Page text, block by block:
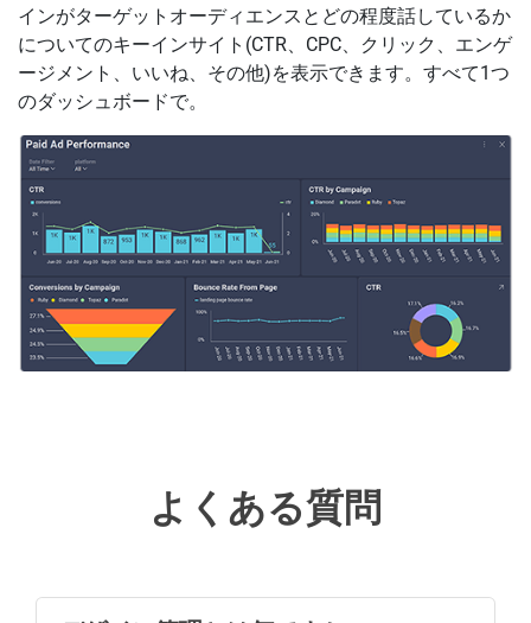
インがターゲットオーディエンスとどの程度話しているか
についてのキーインサイト(CTR、CPC、クリック、エンゲ
ージメント、いいね、その他)を表示できます。すべて1つ
のダッシュボードで。
よくある質問